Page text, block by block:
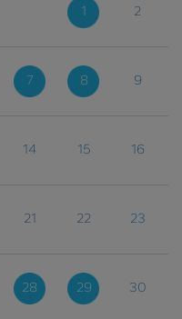
1 2
7 8 9
14 15 16
21 22 23
28 29 30